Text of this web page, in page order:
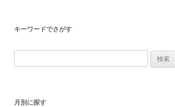
キーワードでさがす
索:
月別に探す